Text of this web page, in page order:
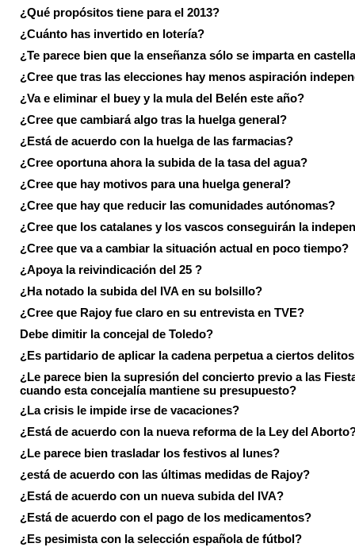
¿Qué propósitos tiene para el 2013?
¿Cuánto has invertido en lotería?
¿Te parece bien que la enseñanza sólo se imparta en
¿Cree que tras las elecciones hay menos aspiración
¿Va e eliminar el buey y la mula del Belén este año?
¿Cree que cambiará algo tras la huelga general?
¿Está de acuerdo con la huelga de las farmacias?
¿Cree oportuna ahora la subida de la tasa del agua?
¿Cree que hay motivos para una huelga general?
¿Cree que hay que reducir las comunidades autónomas?
¿Cree que los catalanes y los vascos conseguirán la
¿Cree que va a cambiar la situación actual en poco tiempo?
¿Apoya la reivindicación del 25 ?
¿Ha notado la subida del IVA en su bolsillo?
¿Cree que Rajoy fue claro en su entrevista en TVE?
Debe dimitir la concejal de Toledo?
¿Es partidario de aplicar la cadena perpetua a ciertos
¿Le parece bien la supresión del concierto previo a las
cuando esta concejalía mantiene su presupuesto?
¿La crisis le impide irse de vacaciones?
¿Está de acuerdo con la nueva reforma de la Ley del
¿Le parece bien trasladar los festivos al lunes?
¿está de acuerdo con las últimas medidas de Rajoy?
¿Está de acuerdo con un nueva subida del IVA?
¿Está de acuerdo con el pago de los medicamentos?
¿Es pesimista con la selección española de fútbol?